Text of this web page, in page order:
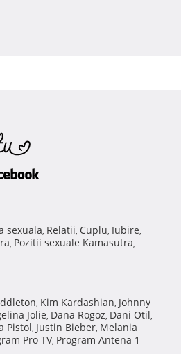
sexuala, Relatii, Cuplu, Iubire,
, Pozitii sexuale Kamasutra,
, Kim Kardashian, Johnny
Jolie, Dana Rogoz, Dani Otil,
Pistol, Justin Bieber, Melania
Pro TV, Program Antena 1